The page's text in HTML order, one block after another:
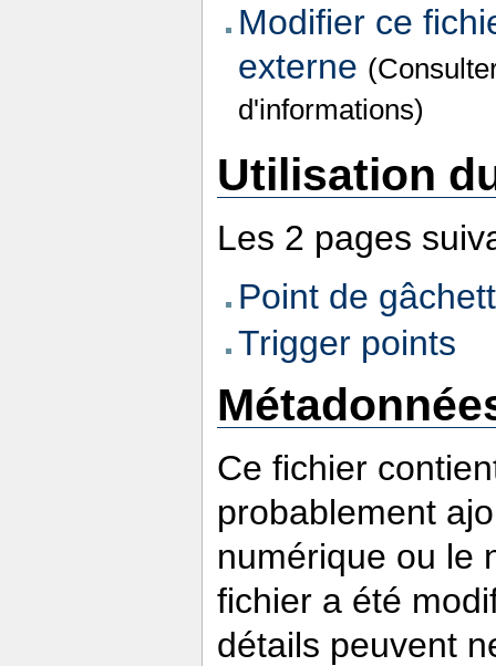
Modifier ce
externe
d'informations)
Utilisation
Les 2 pages
Point de
Trigger points
Ce fichier
probablement
numérique ou le
fichier a été
détails peuvent